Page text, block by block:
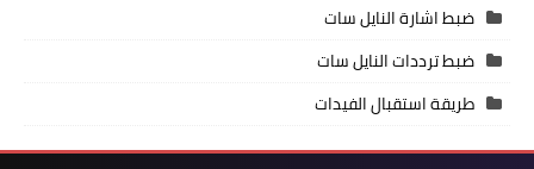
ضبط اشارة النايل سات
ضبط ترددات النايل سات
طريقة استقبال الفيدات